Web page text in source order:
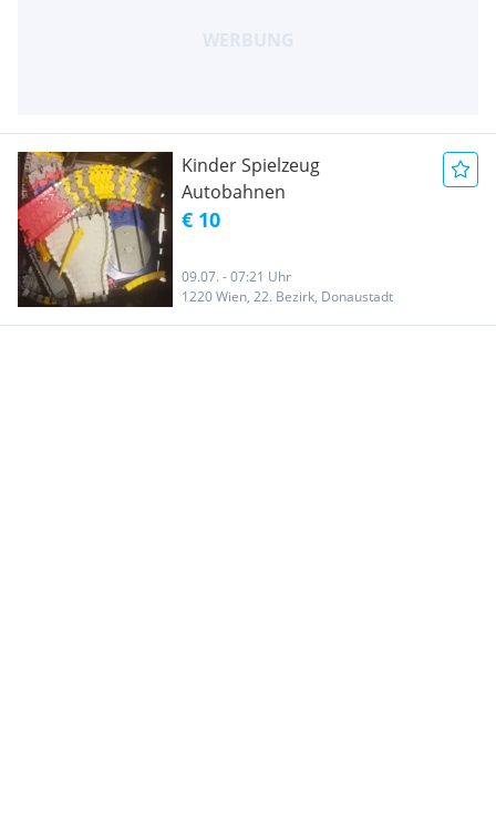
Kinder Spielzeug
Autobahnen
€ 10
09.07. - 07:21 Uhr
1220 Wien, 22. Bezirk, Donaustadt